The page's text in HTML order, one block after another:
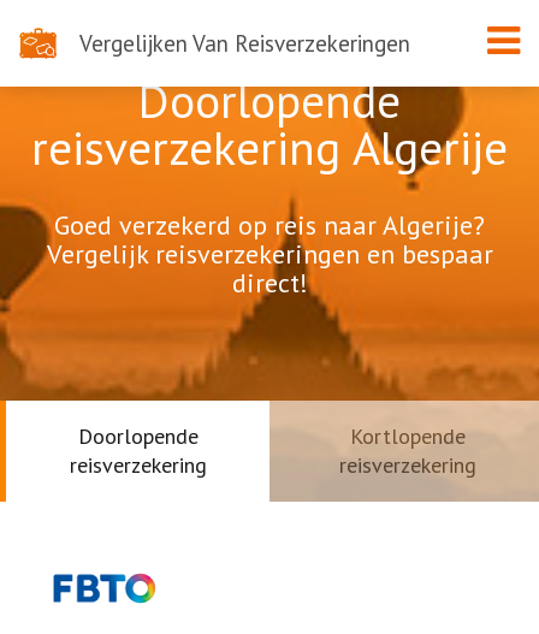
Vergelijken Van Reisverzekeringen
Doorlopende
reisverzekering Algerije
Goed verzekerd op reis naar Algerije?
Vergelijk reisverzekeringen en bespaar
direct!
Doorlopende
reisverzekering
Kortlopende
reisverzekering